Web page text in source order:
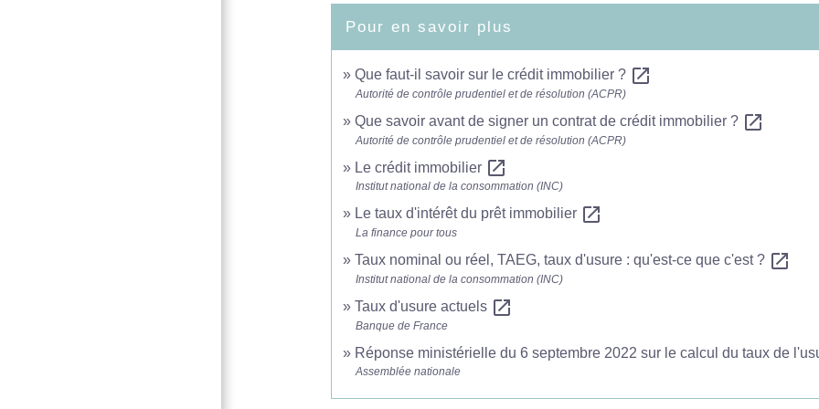
Pour en savoir plus
Que faut-il savoir sur le crédit immobilier ? open_in_new
Autorité de contrôle prudentiel et de résolution (ACPR)
Que savoir avant de signer un contrat de crédit immobilier ? open_in_new
Autorité de contrôle prudentiel et de résolution (ACPR)
Le crédit immobilier open_in_new
Institut national de la consommation (INC)
Le taux d'intérêt du prêt immobilier open_in_new
La finance pour tous
Taux nominal ou réel, TAEG, taux d'usure : qu'est-ce que c'est ? open_in_new
Institut national de la consommation (INC)
Taux d'usure actuels open_in_new
Banque de France
Réponse ministérielle du 6 septembre 2022 sur le calcul du taux de
Assemblée nationale